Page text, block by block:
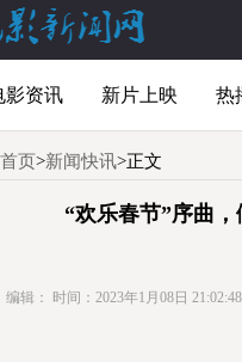
影资讯 新片上映 热
首页>新闻快讯>正文
“欢乐春节”序曲
编辑： 时间：2023年1月08日 21:02:48